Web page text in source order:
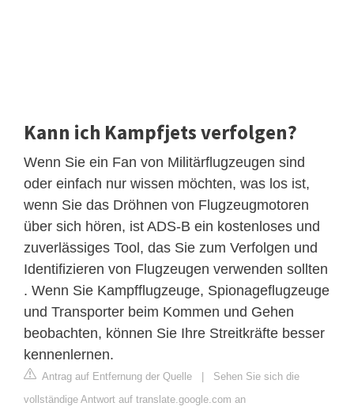
Kann ich Kampfjets verfolgen?
Wenn Sie ein Fan von Militärflugzeugen sind
oder einfach nur wissen möchten, was los ist,
wenn Sie das Dröhnen von Flugzeugmotoren
über sich hören, ist ADS-B ein kostenloses und
zuverlässiges Tool, das Sie zum Verfolgen und
Identifizieren von Flugzeugen verwenden sollten
. Wenn Sie Kampfflugzeuge, Spionageflugzeuge
und Transporter beim Kommen und Gehen
beobachten, können Sie Ihre Streitkräfte besser
kennenlernen.
Antrag auf Entfernung der Quelle | Sehen Sie sich die
vollständige Antwort auf translate.google.com an